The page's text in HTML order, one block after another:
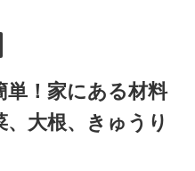
単！家にある材料
大根、きゅうり